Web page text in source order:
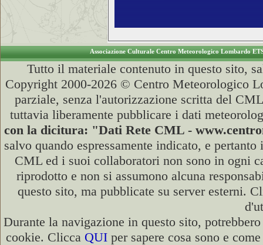
Associazione Culturale Centro Meteorologico Lombardo
Tutto il materiale contenuto in questo sito,
Copyright 2000-2026 © Centro Meteorologico
parziale, senza l'autorizzazione scritta del
tuttavia liberamente pubblicare i dati
con la dicitura: "Dati Rete CML -
salvo quando espressamente indicato, e
CML ed i suoi collaboratori non sono in ogni
riprodotto e non si assumono alcuna
questo sito, ma pubblicate su server esterni.
Durante la navigazione in questo sito,
cookie. Clicca QUI per sapere cosa sono e